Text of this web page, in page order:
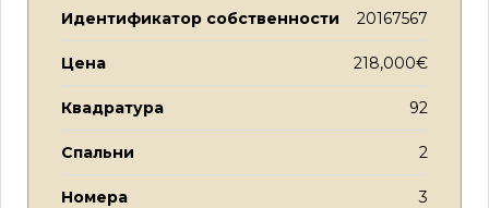
Идентификатор собственности 20167567
Цена 218,000€
Квадратура 92
Спальни 2
Номера 3